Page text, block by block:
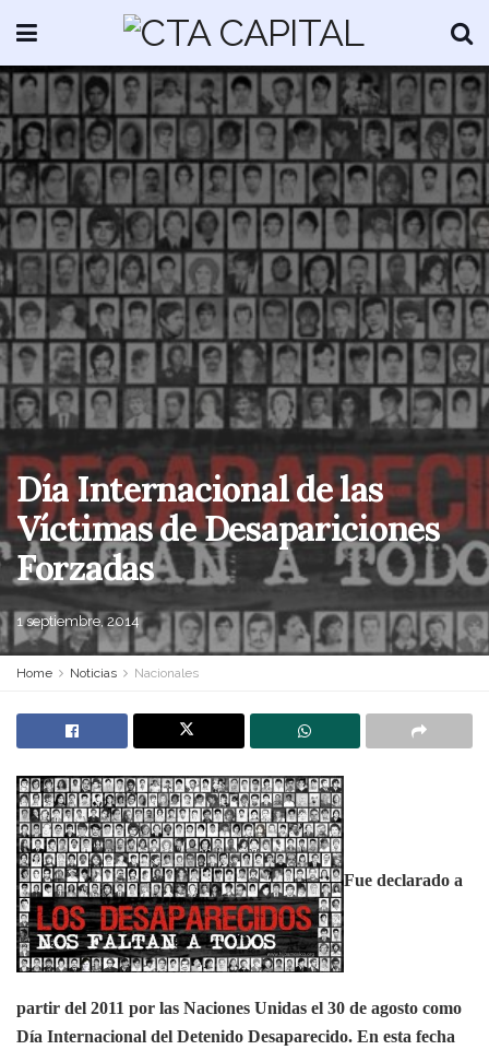
Día Internacional de las
Víctimas de Desapariciones
Forzadas
1 septiembre, 2014
Home Noticias Nacionales
Fue declarado a
partir del 2011 por las Naciones Unidas el 30 de agosto como
Día Internacional del Detenido Desaparecido. En esta fecha